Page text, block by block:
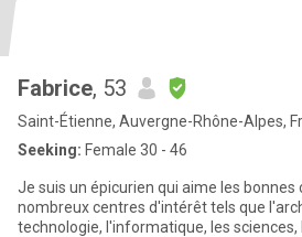
Fabrice, 53
Saint-Étienne, Auvergne-Rhône-Alpes,
Seeking: Female 30 - 46
Je suis un épicurien qui aime les bonnes
nombreux centres d'intérêt tels que
technologie, l'informatique, les sciences,